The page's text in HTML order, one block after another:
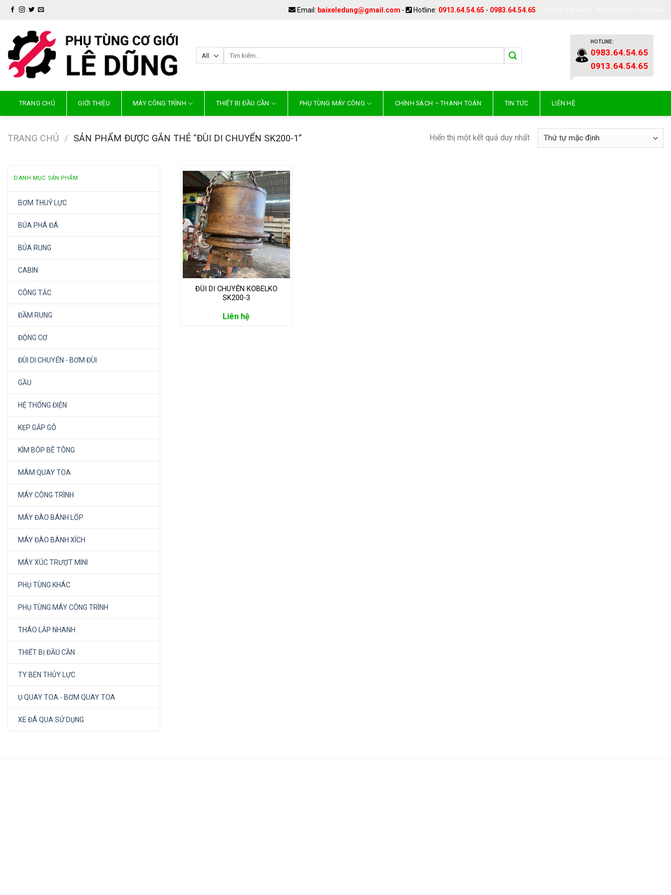
Skip
Email: baixeledung@gmail.com - Hotline: 0913.64.54.65 - 0983.64.54.65
HOTLINE:
0983.64.54.65
0913.64.54.65
TRANG CHỦ GIỚI THIỆU MÁY CÔNG TRÌNH THIẾT BỊ ĐẦU CẦN PHỤ TÙNG MÁY CÔNG CHÍNH SÁCH – THANH TOÁN TIN TỨC LIÊN HỆ
TRANG CHỦ / SẢN PHẨM ĐƯỢC GẮN THẺ “ĐÙI DI CHUYỂN SK200-1” Hiển thị một kết quả duy nhất
DANH MỤC SẢN PHẨM
BƠM THUỶ LỰC
BÚA PHÁ ĐÁ
BÚA RUNG
CABIN
CÔNG TẮC
ĐẦM RUNG
ĐỘNG CƠ
ĐÙI DI CHUYỂN - BƠM ĐÙI
GẦU
HỆ THỐNG ĐIỆN
KẸP GẮP GỖ
KÌM BÓP BÊ TÔNG
MÂM QUAY TOA
MÁY CÔNG TRÌNH
MÁY ĐÀO BÁNH LỐP
MÁY ĐÀO BÁNH XÍCH
MÁY XÚC TRƯỢT MINI
PHỤ TÙNG KHÁC
PHỤ TÙNG MÁY CÔNG TRÌNH
THÁO LẮP NHANH
THIẾT BỊ ĐẦU CẦN
TY BEN THỦY LỰC
Ụ QUAY TOA - BƠM QUAY TOA
XE ĐÃ QUA SỬ DỤNG
ĐÙI DI CHUYỂN KOBELKO
SK200-3
Liên hệ